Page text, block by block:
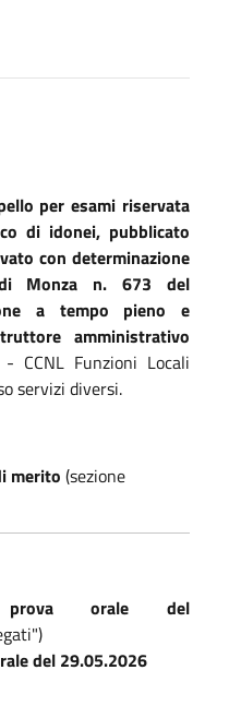
per esami riservata
di idonei, pubblicato
con determinazione
Monza n. 673 del
a tempo pieno e
amministrativo
CCNL Funzioni Locali
servizi diversi.
merito (sezione
prova orale del
del 29.05.2026